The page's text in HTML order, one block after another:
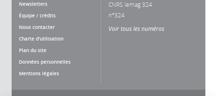
Newsletters
Équipe / crédits
Nous contacter
Charte d'utilisation
Plan du site
Données personnelles
Mentions légales
CNRS lemag 324
n°324
Voir tous les numéros